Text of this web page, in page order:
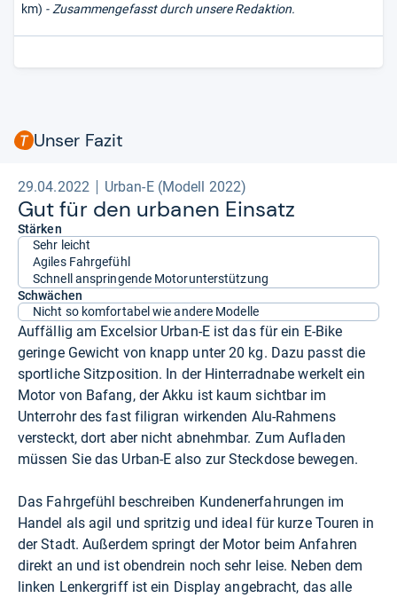
km) - Zusammengefasst durch unsere Redaktion.
Unser Fazit
29.04.2022 Urban-E (Modell 2022)
Gut für den urba­nen Ein­satz
Stärken
Sehr leicht
Agiles Fahrgefühl
Schnell anspringende Motorunterstützung
Schwächen
Nicht so komfortabel wie andere Modelle
Auffällig am Excelsior Urban-E ist das für ein E-Bike
geringe Gewicht von knapp unter 20 kg. Dazu passt die
sportliche Sitzposition. In der Hinterradnabe werkelt ein
Motor von Bafang, der Akku ist kaum sichtbar im
Unterrohr des fast filigran wirkenden Alu-Rahmens
versteckt, dort aber nicht abnehmbar. Zum Aufladen
müssen Sie das Urban-E also zur Steckdose bewegen.
Das Fahrgefühl beschreiben Kundenerfahrungen im
Handel als agil und spritzig und ideal für kurze Touren in
der Stadt. Außerdem springt der Motor beim Anfahren
direkt an und ist obendrein noch sehr leise. Neben dem
linken Lenkergriff ist ein Display angebracht, das alle